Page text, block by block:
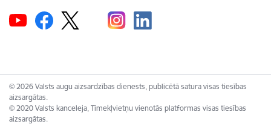
© 2026 Valsts augu aizsardzības dienests, publicētā satura visas tiesības
aizsargātas.
© 2020 Valsts kanceleja, Tīmekļvietņu vienotās platformas visas tiesības
aizsargātas.